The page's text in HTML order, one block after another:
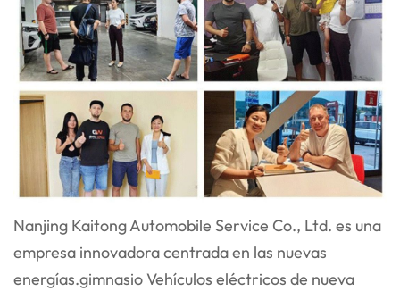
Nanjing Kaitong Automobile Service Co., Ltd. es una
empresa innovadora centrada en las nuevas
energías.gimnasioVehículos eléctricos de nueva